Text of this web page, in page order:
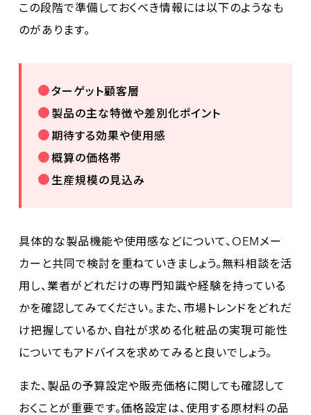
この段階で準備しておくべき情報には以下のようなも
のがあります。
ターゲット顧客層
製品の主な特徴や差別化ポイント
期待する効果や使用感
概算の価格帯
生産規模の見込み
具体的な製品機能や使用感などについて、OEMメー
カーと共同で検討を重ねていきましょう。無料相談を活
用し、業者がどれだけの専門知識や経験を持っている
かを確認してみてください。また、市場トレンドをどれだ
け把握しているか、自社が求める化粧品の実現可能性
についてもアドバイスを求めてみると良いでしょう。
また、製品の予算設定や販売価格に関しても確認して
おくことが重要です。価格設定は、使用する原材料の品